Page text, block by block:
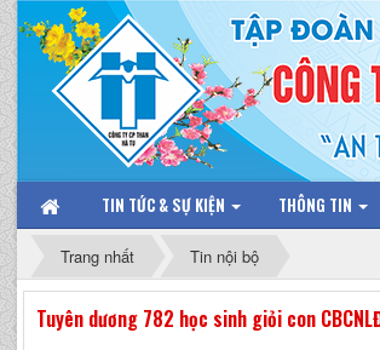
TIN TỨC & SỰ KIỆN THÔNG TIN
Trang nhất Tin nội bộ
Tuyên dương 782 học sinh giỏi con